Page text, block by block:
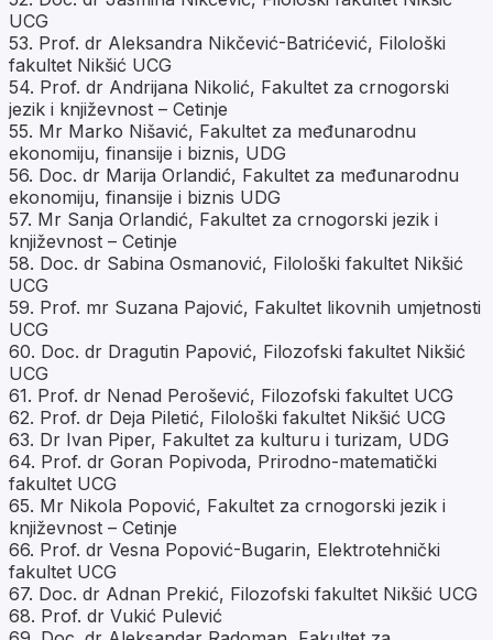
UCG
53. Prof. dr Aleksandra Nikčević-Batrićević, Filološki
fakultet Nikšić UCG
54. Prof. dr Andrijana Nikolić, Fakultet za crnogorski
jezik i književnost – Cetinje
55. Mr Marko Nišavić, Fakultet za međunarodnu
ekonomiju, finansije i biznis, UDG
56. Doc. dr Marija Orlandić, Fakultet za međunarodnu
ekonomiju, finansije i biznis UDG
57. Mr Sanja Orlandić, Fakultet za crnogorski jezik i
književnost – Cetinje
58. Doc. dr Sabina Osmanović, Filološki fakultet Nikšić
UCG
59. Prof. mr Suzana Pajović, Fakultet likovnih umjetnosti
UCG
60. Doc. dr Dragutin Papović, Filozofski fakultet Nikšić
UCG
61. Prof. dr Nenad Perošević, Filozofski fakultet UCG
62. Prof. dr Deja Piletić, Filološki fakultet Nikšić UCG
63. Dr Ivan Piper, Fakultet za kulturu i turizam, UDG
64. Prof. dr Goran Popivoda, Prirodno-matematički
fakultet UCG
65. Mr Nikola Popović, Fakultet za crnogorski jezik i
književnost – Cetinje
66. Prof. dr Vesna Popović-Bugarin, Elektrotehnički
fakultet UCG
67. Doc. dr Adnan Prekić, Filozofski fakultet Nikšić UCG
68. Prof. dr Vukić Pulević